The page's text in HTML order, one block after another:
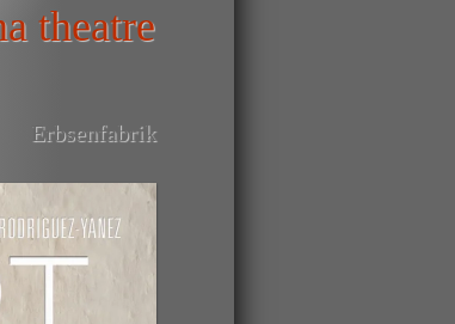
theatre
Erbsenfabrik